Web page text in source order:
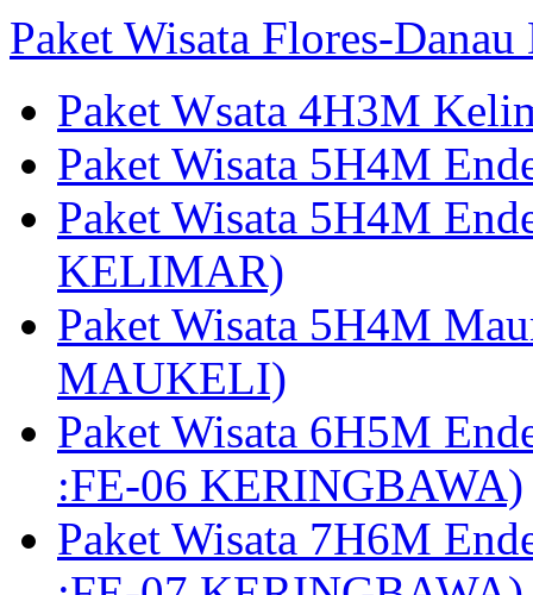
Paket Wisata Flores-
Paket Wsata 4H3M
Paket Wisata 5H4M
Paket Wisata 5H4M
KELIMAR)
Paket Wisata 5H4M
MAUKELI)
Paket Wisata 6H5M
:FE-06 KERINGBAWA)
Paket Wisata 7H6M